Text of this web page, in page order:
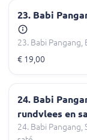
23. Babi
23. Babi Pangang,
€ 19,00
24. Babi
rundvlees en
24. Babi